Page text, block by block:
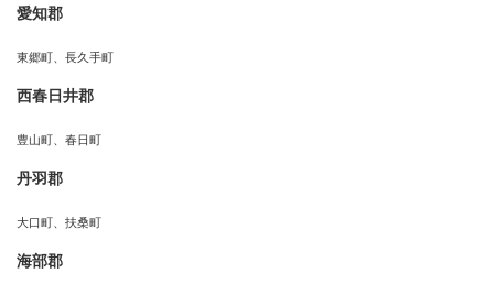
愛知郡
東郷町、長久手町
西春日井郡
豊山町、春日町
丹羽郡
大口町、扶桑町
海部郡